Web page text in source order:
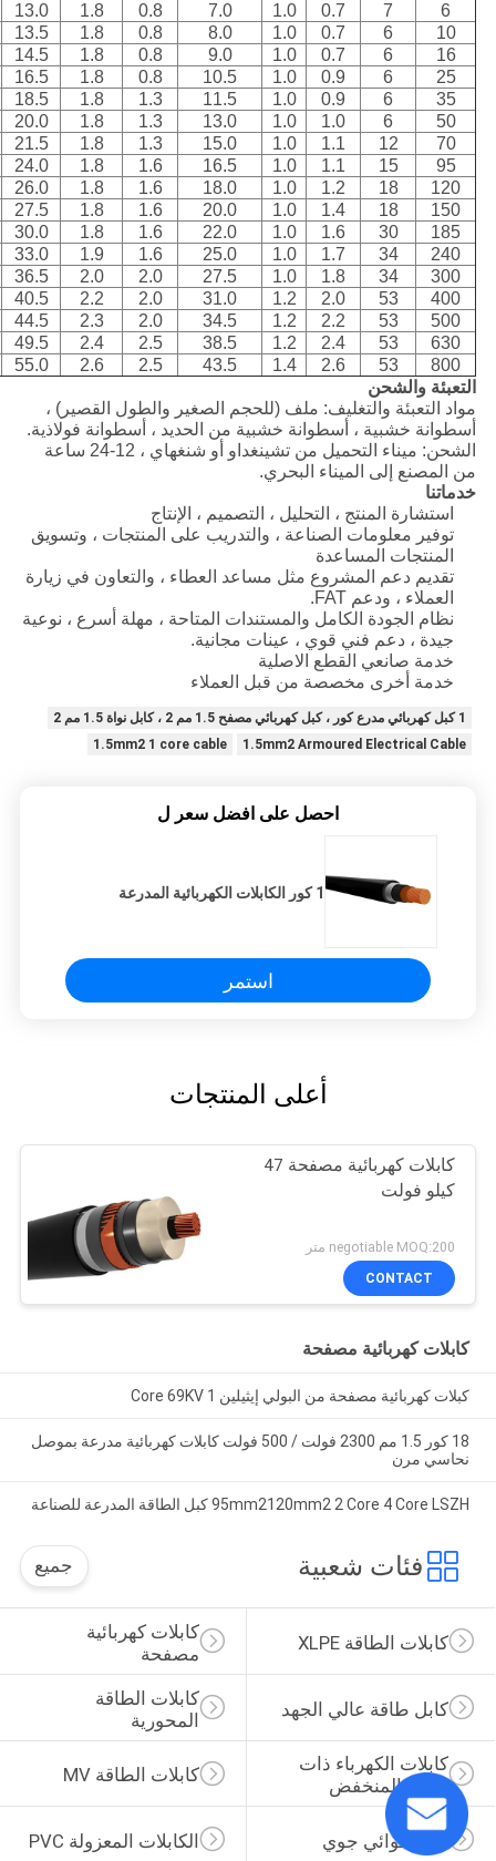
6
7
0.7
1.0
7.0
0.8
1.8
13.0
10
6
0.7
1.0
8.0
0.8
1.8
13.5
16
6
0.7
1.0
9.0
0.8
1.8
14.5
25
6
0.9
1.0
10.5
0.8
1.8
16.5
35
6
0.9
1.0
11.5
1.3
1.8
18.5
50
6
1.0
1.0
13.0
1.3
1.8
20.0
70
12
1.1
1.0
15.0
1.3
1.8
21.5
95
15
1.1
1.0
16.5
1.6
1.8
24.0
120
18
1.2
1.0
18.0
1.6
1.8
26.0
150
18
1.4
1.0
20.0
1.6
1.8
27.5
185
30
1.6
1.0
22.0
1.6
1.8
30.0
240
34
1.7
1.0
25.0
1.6
1.9
33.0
300
34
1.8
1.0
27.5
2.0
2.0
36.5
400
53
2.0
1.2
31.0
2.0
2.2
40.5
500
53
2.2
1.2
34.5
2.0
2.3
44.5
630
53
2.4
1.2
38.5
2.5
2.4
49.5
800
53
2.6
1.4
43.5
2.5
2.6
55.0
التعبئة والشحن
مواد التعبئة والتغليف: ملف (للحجم الصغير والطول القصير) ،
أسطوانة خشبية ، أسطوانة خشبية من الحديد ، أسطوانة فولاذية.
الشحن: ميناء التحميل من تشينغداو أو شنغهاي ، 12-24 ساعة
من المصنع إلى الميناء البحري.
خدماتنا
استشارة المنتج ، التحليل ، التصميم ، الإنتاج
توفير معلومات الصناعة ، والتدريب على المنتجات ، وتسويق
المنتجات المساعدة
تقديم دعم المشروع مثل مساعد العطاء ، والتعاون في زيارة
العملاء ، ودعم FAT.
نظام الجودة الكامل والمستندات المتاحة ، مهلة أسرع ، نوعية
جيدة ، دعم فني قوي ، عينات مجانية.
خدمة صانعي القطع الاصلية
خدمة أخرى مخصصة من قبل العملاء
1 كبل كهربائي مدرع كور ، كبل كهربائي مصفح 1.5 مم 2 ، كابل نواة 1.5 مم 2
1.5mm2 Armoured Electrical Cable
1.5mm2 1 core cable
احصل على افضل سعر ل
1 كور الكابلات الكهربائية المدرعة
استمر
أعلى المنتجات
كابلات كهربائية مصفحة 47
كيلو فولت
negotiable MOQ:200 متر
CONTACT
كابلات كهربائية مصفحة
كبلات كهربائية مصفحة من البولي إيثيلين 1 Core 69KV
18 كور 1.5 مم 2300 فولت / 500 فولت كابلات كهربائية مدرعة بموصل
نحاسي مرن
95mm2120mm2 2 Core 4 Core LSZH كبل الطاقة المدرعة للصناعة
فئات شعبية جميع
كابلات كهربائية
مصفحة
كابلات الطاقة XLPE
كابلات الطاقة
المحورية
كابل طاقة عالي الجهد
كابلات الطاقة MV
كابلات الكهرباء ذات
الجهد المنخفض
الكابلات المعزولة PVC كابل هوائي جوي